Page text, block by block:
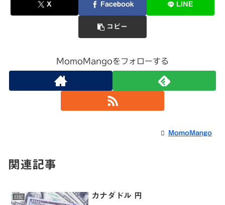
X Facebook LINE
コピー
MomoMangoをフォローする
MomoMango
関連記事
日記 カナダドル 円